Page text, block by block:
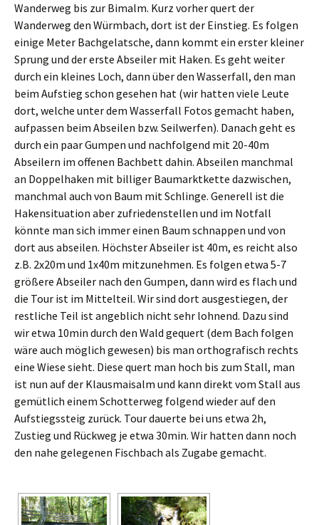
Wanderweg bis zur Bimalm. Kurz vorher quert der
Wanderweg den Würmbach, dort ist der Einstieg. Es folgen
einige Meter Bachgelatsche, dann kommt ein erster kleiner
Sprung und der erste Abseiler mit Haken. Es geht weiter
durch ein kleines Loch, dann über den Wasserfall, den man
beim Aufstieg schon gesehen hat (wir hatten viele Leute
dort, welche unter dem Wasserfall Fotos gemacht haben,
aufpassen beim Abseilen bzw. Seilwerfen). Danach geht es
durch ein paar Gumpen und nachfolgend mit 20-40m
Abseilern im offenen Bachbett dahin. Abseilen manchmal
an Doppelhaken mit billiger Baumarktkette dazwischen,
manchmal auch von Baum mit Schlinge. Generell ist die
Hakensituation aber zufriedenstellen und im Notfall
könnte man sich immer einen Baum schnappen und von
dort aus abseilen. Höchster Abseiler ist 40m, es reicht also
z.B. 2x20m und 1x40m mitzunehmen. Es folgen etwa 5-7
größere Abseiler nach den Gumpen, dann wird es flach und
die Tour ist im Mittelteil. Wir sind dort ausgestiegen, der
restliche Teil ist angeblich nicht sehr lohnend. Dazu sind
wir etwa 10min durch den Wald gequert (dem Bach folgen
wäre auch möglich gewesen) bis man orthografisch rechts
eine Wiese sieht. Diese quert man hoch bis zum Stall, man
ist nun auf der Klausmaisalm und kann direkt vom Stall aus
gemütlich einem Schotterweg folgend wieder auf den
Aufstiegssteig zurück. Tour dauerte bei uns etwa 2h,
Zustieg und Rückweg je etwa 30min. Wir hatten dann noch
den nahe gelegenen Fischbach als Zugabe gemacht.